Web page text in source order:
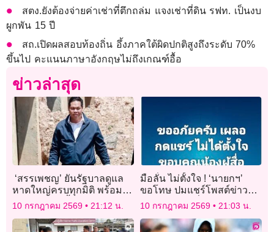
สตง.ยังต้องจ่ายค่าเช่าที่ตึกถล่ม แจงเช่าที่ดิน รฟท. เป็นงบ
ผูกพัน 15 ปี
สถ.เปิดผลสอบท้องถิ่น อึ้งภาคใต้ผิดปกติสูงถึงระดับ 70%
ขึ้นไป คะแนนภาษาอังกฤษไม่ถึงเกณฑ์อื้อ
ข่าวล่าสุด
‘สรรเพชญ’ ยันรัฐบาลดูแล
หาดใหญ่ครบทุกมิติ พร้อม
วางแผนป้องน้ำท่วมระยะยาว
10 กรกฎาคม 2569 21:12 น.
มือลั่น ไม่ตั้งใจ ! ‘นายกฯ’
ขอโทษ ปมแชร์โพสต์ข่าวลือ
จากเพจ FC เพื่อไทย
10 กรกฎาคม 2569 21:03 น.